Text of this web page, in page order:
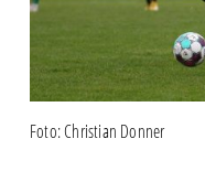
Foto: Christian Donner